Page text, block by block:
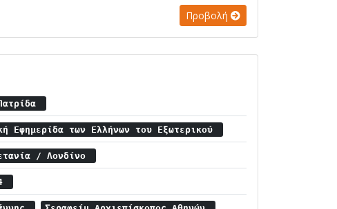
Προβολή
Εφημερίδα των Ελλήνων του Εξωτερικού
/ Λονδίνο